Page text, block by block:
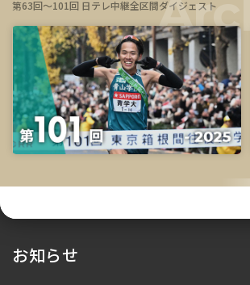
第63回～101回 日テレ中継全区間ダイジェスト
お知らせ